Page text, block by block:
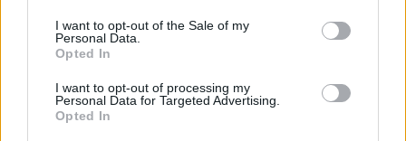
consent section.
I want to opt-out of the Sale of my
Personal Data.
Opted In
I want to opt-out of processing my
Personal Data for Targeted Advertising.
Opted In
vehetőek a belépőjegyet megfizető
vendégeknek.